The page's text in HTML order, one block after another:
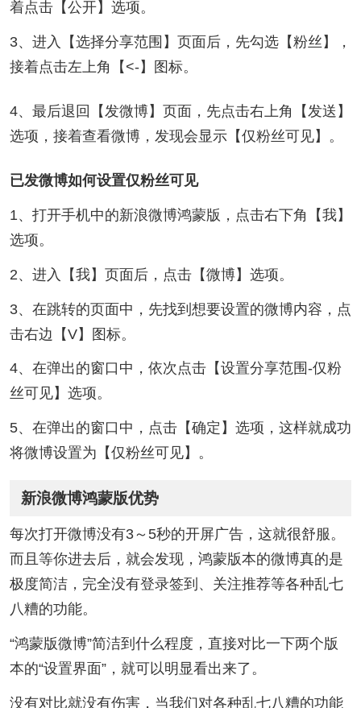
着点击【公开】选项。
3、进入【选择分享范围】页面后，先勾选【粉丝】，
接着点击左上角【<-】图标。
4、最后退回【发微博】页面，先点击右上角【发送】
选项，接着查看微博，发现会显示【仅粉丝可见】。
已发微博如何设置仅粉丝可见
1、打开手机中的新浪微博鸿蒙版，点击右下角【我】
选项。
2、进入【我】页面后，点击【微博】选项。
3、在跳转的页面中，先找到想要设置的微博内容，点
击右边【V】图标。
4、在弹出的窗口中，依次点击【设置分享范围-仅粉
丝可见】选项。
5、在弹出的窗口中，点击【确定】选项，这样就成功
将微博设置为【仅粉丝可见】。
新浪微博鸿蒙版优势
每次打开微博没有3～5秒的开屏广告，这就很舒服。
而且等你进去后，就会发现，鸿蒙版本的微博真的是
极度简洁，完全没有登录签到、关注推荐等各种乱七
八糟的功能。
“鸿蒙版微博”简洁到什么程度，直接对比一下两个版
本的“设置界面”，就可以明显看出来了。
没有对比就没有伤害，当我们对各种乱七八糟的功能